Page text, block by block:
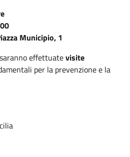
Municipio, 1
effettuatevisite
per la prevenzione e la